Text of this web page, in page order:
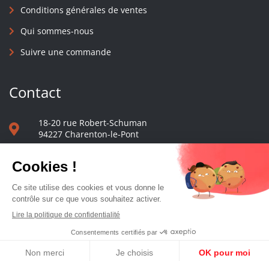
Conditions générales de ventes
Qui sommes-nous
Suivre une commande
Contact
18-20 rue Robert-Schuman
94227 Charenton-le-Pont